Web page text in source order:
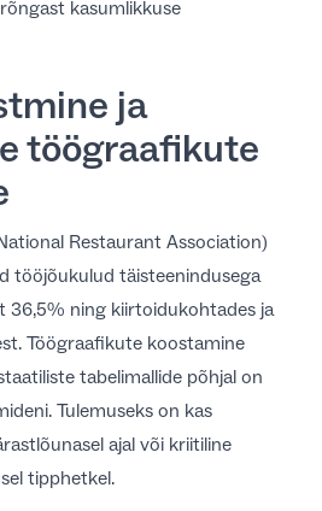
kasumlikkuse
ja
töögraafikute
Restaurant Association)
tööjõukulud täisteenindusega
36,5% ning kiirtoidukohtades ja
Töögraafikute koostamine
tabelimallide põhjal on
Tulemuseks on kas
ajal või kriitiline
tipphetkel.